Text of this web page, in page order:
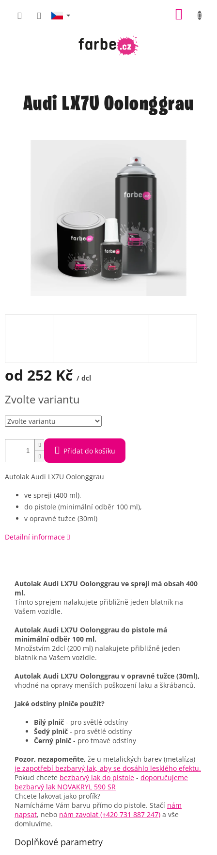
Audi LX7U Oolonggrau
od 252 Kč / dcl
cena:
Zvolte variantu
Přidat do košíku
Autolak Audi LX7U Oolonggrau
ve spreji (400 ml),
do pistole (minimální odběr 100 ml),
v opravné tužce (30ml)
Detailní informace
Autolak Audi LX7U Oolonggrau ve spreji má obsah 400
ml.
Tímto sprejem nalakujete přibližně jeden blatník na
Vašem vozidle.
Autolak Audi LX7U Oolonggrau do pistole má
minimální odběr 100 ml.
Množstvím 2dcl (200 ml) nalakujete přibližně jeden
blatník na Vašem vozidle.
Autolak Audi LX7U Oolonggrau v opravné tužce (30ml),
vhodné na opravy menších poškození laku a škrábanců.
Jaké odstíny plniče použít?
Bílý plnič - pro světlé odstíny
Šedý plnič - pro světlé odstíny
Černý plnič - pro tmavé odstíny
Pozor, nezapomeňte, že u metalických barev (metalíza)
je zapotřebí bezbarvý lak, aby se dosáhlo lesklého efektu.
Pokud chcete bezbarvý lak do pistole - doporučujeme
bezbarvý lak NOVAKRYL 590 SR
Chcete lakovat jako profík?
Namícháme Vám barvu přímo do pistole. Stačí nám
napsat, nebo nám zavolat (+420 731 887 247) a vše
domluvíme.
Doplňkové parametry